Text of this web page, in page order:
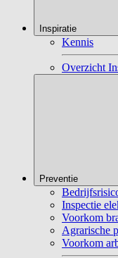
Inspiratie
Kennis
Overzicht
Preventie
Inspectie
Voorkom
Agrarische
Voorkom